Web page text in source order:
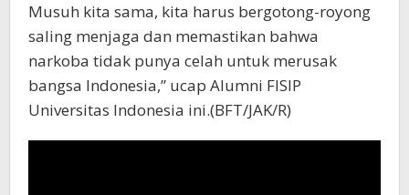
Musuh kita sama, kita harus bergotong-royong
saling menjaga dan memastikan bahwa
narkoba tidak punya celah untuk merusak
bangsa Indonesia,” ucap Alumni FISIP
Universitas Indonesia ini.(BFT/JAK/R)